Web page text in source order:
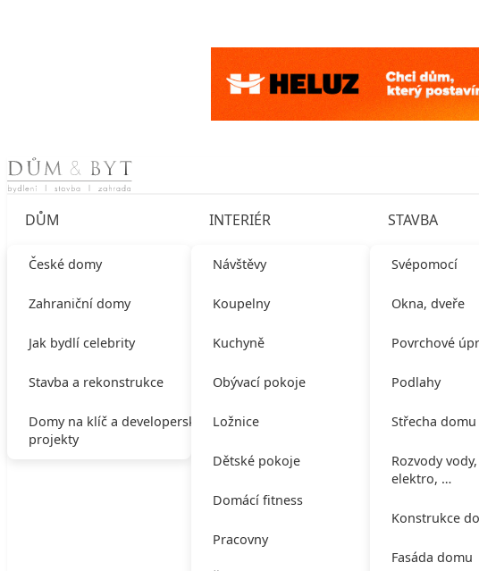
Skip to content
DŮM
České domy
Zahraniční domy
Jak bydlí celebrity
Stavba a rekonstrukce
Domy na klíč a developerské
projekty
INTERIÉR
Návštěvy
Koupelny
Kuchyně
Obývací pokoje
Ložnice
Dětské pokoje
Domácí fitness
Pracovny
STAVBA
Svépomocí
Okna, dveře
Povrchové
Podlahy
Střecha domu
Rozvody
elektro, …
Konstrukce
Fasáda domu